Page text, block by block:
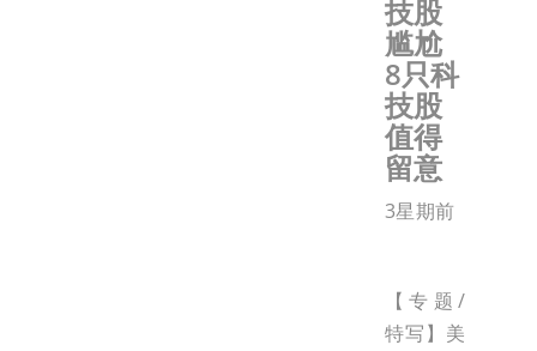
技股
尴尬
8只科
技股
值得
留意
3星期前
【专题/
特写】美